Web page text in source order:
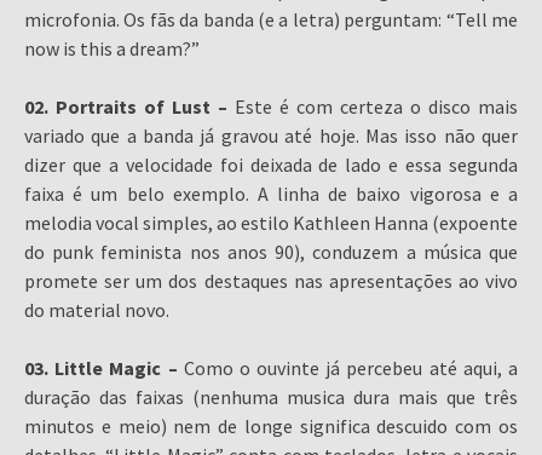
microfonia. Os fãs da banda (e a letra) perguntam: “Tell me
now is this a dream?”
02. Portraits of Lust – Este é com certeza o disco mais
variado que a banda já gravou até hoje. Mas isso não quer
dizer que a velocidade foi deixada de lado e essa segunda
faixa é um belo exemplo. A linha de baixo vigorosa e a
melodia vocal simples, ao estilo Kathleen Hanna (expoente
do punk feminista nos anos 90), conduzem a música que
promete ser um dos destaques nas apresentações ao vivo
do material novo.
03. Little Magic – Como o ouvinte já percebeu até aqui, a
duração das faixas (nenhuma musica dura mais que três
minutos e meio) nem de longe significa descuido com os